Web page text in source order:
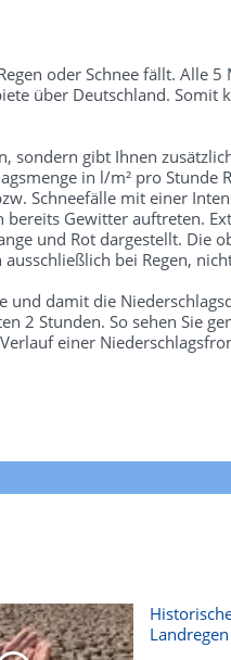
oder Schnee fällt. Alle
über Deutschland. Somit
sondern gibt Ihnen
in l/m² pro Stunde
Schneefälle mit einer
Gewitter auftreten.
und Rot dargestellt. Die
ausschließlich bei Regen,
damit die
2 Stunden. So sehen Sie
einer
Landregen